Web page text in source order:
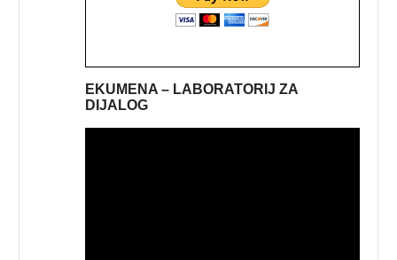
EKUMENA – LABORATORIJ ZA
DIJALOG